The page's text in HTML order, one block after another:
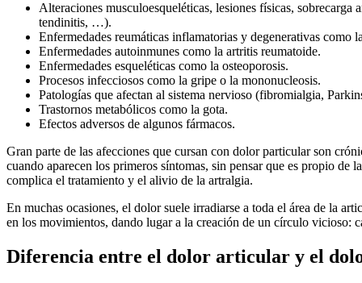
Alteraciones musculoesqueléticas, lesiones físicas,
tendinitis, …).
Enfermedades reumáticas inflamatorias y degenerativas como
Enfermedades autoinmunes como la artritis reumatoide.
Enfermedades esqueléticas como la osteoporosis.
Procesos infecciosos como la gripe o la mononucleosis.
Patologías que afectan al sistema nervioso (fibromialgia,
Trastornos metabólicos como la gota.
Efectos adversos de algunos fármacos.
Gran parte de las afecciones que cursan con dolor particular son
cuando aparecen los primeros síntomas, sin pensar que es propio
complica el tratamiento y el alivio de la artralgia.
En muchas ocasiones, el dolor suele irradiarse a toda el área de la
en los movimientos, dando lugar a la creación de un círculo vicioso:
Diferencia entre el dolor articular y el